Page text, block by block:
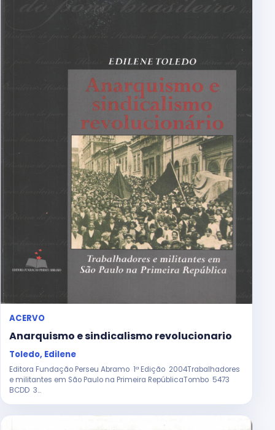
ACERVO
Anarquismo e sindicalismo revolucionario
Toledo, Edilene
Editora Fundação Perseu Abramo 1ª Edição 2004Trabalhadores
e militantes em São Paulo na Primeira RepúblicaTombo 5473
BCDD 3...